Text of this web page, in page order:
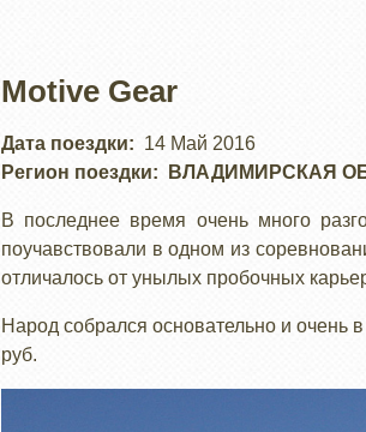
Motive Gear
Дата поездки
14 Май 2016
Регион поездки
ВЛАДИМИРСКАЯ
В последнее время очень много
поучавствовали в одном из
отличалось от унылых пробочных
Народ собрался основательно и
руб.